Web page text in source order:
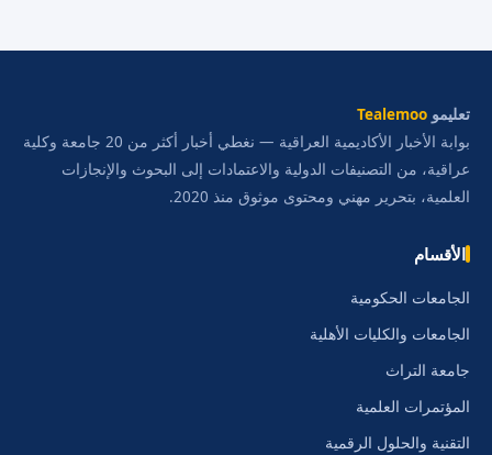
تعليمو Tealemoo
بوابة الأخبار الأكاديمية العراقية — نغطي أخبار أكثر من 20 جامعة وكلية
عراقية، من التصنيفات الدولية والاعتمادات إلى البحوث والإنجازات
العلمية، بتحرير مهني ومحتوى موثوق منذ 2020.
الأقسام
الجامعات الحكومية
الجامعات والكليات الأهلية
جامعة التراث
المؤتمرات العلمية
التقنية والحلول الرقمية